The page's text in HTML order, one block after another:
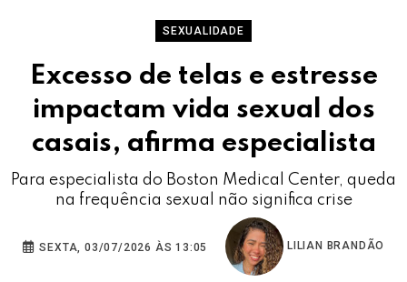
SEXUALIDADE
Excesso de telas e estresse
impactam vida sexual dos
casais, afirma especialista
Para especialista do Boston Medical Center, queda
na frequência sexual não significa crise
SEXTA, 03/07/2026 ÀS 13:05 LILIAN BRANDÃO